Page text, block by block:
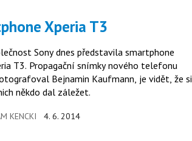
Xperia T3
Sony dnes představila smartphone
T3. Propagační snímky nového telefonu
Bejnamin Kaufmann, je vidět, že si
někdo dal záležet.
KENCKI 4. 6. 2014